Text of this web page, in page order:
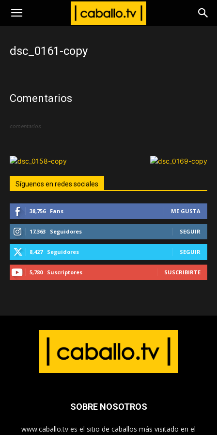
www.caballo.tv
dsc_0161-copy
Comentarios
comentarios
Síguenos en redes sociales
38,756 Fans ME GUSTA
17,363 Seguidores SEGUIR
8,427 Seguidores SEGUIR
5,780 Suscriptores SUSCRIBIRTE
SOBRE NOSOTROS
www.caballo.tv es el sitio de caballos más visitado en el